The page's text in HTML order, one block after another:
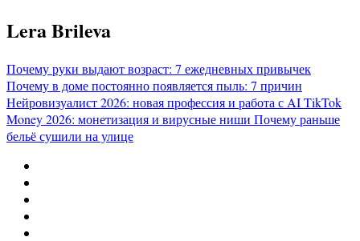
Перейти
к
Lera Brileva
Почему руки выдают возраст: 7 ежедневных привычек
Почему в доме постоянно появляется пыль: 7 причин
Нейровизуалист 2026: новая профессия и работа с AITikTok
Money 2026: монетизация и вирусные ниши Почему раньше
бельё сушили на улице